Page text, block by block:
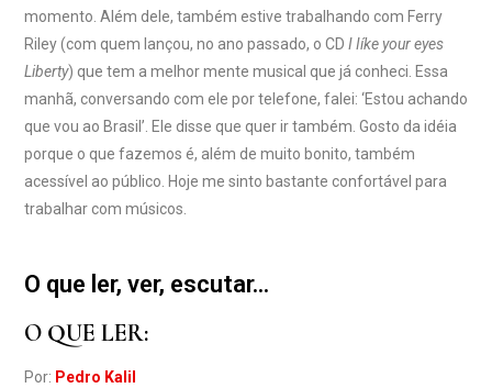
momento. Além dele, também estive trabalhando com Ferry
Riley (com quem lançou, no ano passado, o CD I Iíke your eyes
Liberty) que tem a melhor mente musical que já conheci. Essa
manhã, conversando com ele por telefone, falei: ‘Estou achando
que vou ao Brasil’. Ele disse que quer ir também. Gosto da idéia
porque o que fazemos é, além de muito bonito, também
acessível ao público. Hoje me sinto bastante confortável para
trabalhar com músicos.
O que ler, ver, escutar...
O QUE LER:
Por: Pedro Kalil